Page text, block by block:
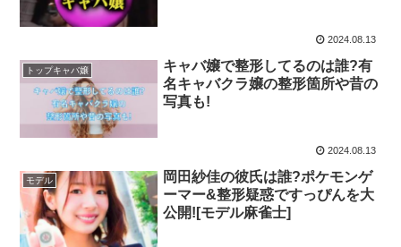
2024.08.13
トップキャバ嬢
キャバ嬢で整形してるのは誰?有
名キャバクラ嬢の整形箇所や昔の
写真も!
2024.08.13
モデル
岡田紗佳の彼氏は誰?ポケモンゲ
ーマー&整形疑惑ですっぴんを大
公開![モデル麻雀士]